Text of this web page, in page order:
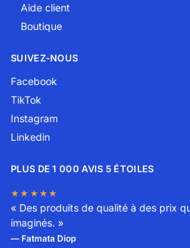
Aide client
Boutique
SUIVEZ-NOUS
Facebook
TikTok
Instagram
Linkedin
PLUS DE 1 000 AVIS 5 ÉTOILES
★★★★★
« Des produits de qualité à des prix
imaginés. »
— Fatmata Diop